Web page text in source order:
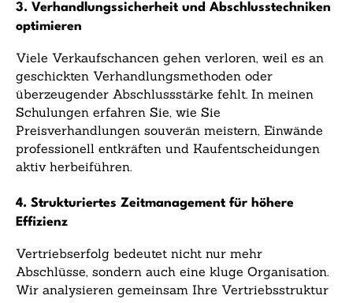
3. Verhandlungssicherheit und Abschlusstechniken
optimieren
Viele Verkaufschancen gehen verloren, weil es an
geschickten Verhandlungsmethoden oder
überzeugender Abschlussstärke fehlt. In meinen
Schulungen erfahren Sie, wie Sie
Preisverhandlungen souverän meistern, Einwände
professionell entkräften und Kaufentscheidungen
aktiv herbeiführen.
4. Strukturiertes Zeitmanagement für höhere
Effizienz
Vertriebserfolg bedeutet nicht nur mehr
Abschlüsse, sondern auch eine kluge Organisation.
Wir analysieren gemeinsam Ihre Vertriebsstruktur